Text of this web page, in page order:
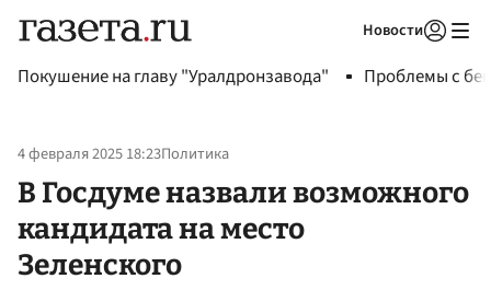
Новости
Покушение на главу "Уралдронзавода" Проблемы с
4 февраля 2025 18:23Политика
В Госдуме назвали возможного
кандидата на место
Зеленского